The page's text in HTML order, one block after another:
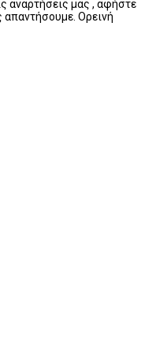
αναρτήσεις μας , αφήστε
απαντήσουμε. Ορεινή